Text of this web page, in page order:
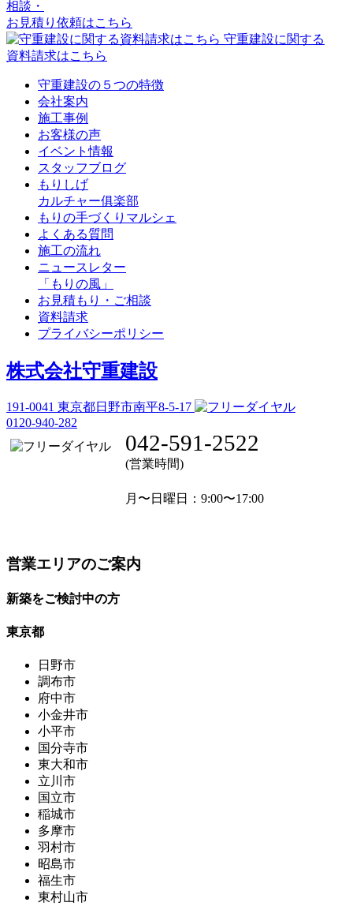
相談・
お見積り依頼はこちら
守重建設に関する
資料請求はこちら
守重建設の５つの特徴
会社案内
施工事例
お客様の声
イベント情報
スタッフブログ
もりしげ
カルチャー俱楽部
もりの手づくりマルシェ
よくある質問
施工の流れ
ニュースレター
「もりの風」
お見積もり・ご相談
資料請求
プライバシーポリシー
株式会社守重建設
191-0041 東京都日野市南平8-5-17
0120-940-282
042-591-2522
(営業時間)
月〜日曜日 ：9:00〜17:00
営業エリアのご案内
新築をご検討中の方
東京都
日野市
調布市
府中市
小金井市
小平市
国分寺市
東大和市
立川市
国立市
稲城市
多摩市
羽村市
昭島市
福生市
東村山市